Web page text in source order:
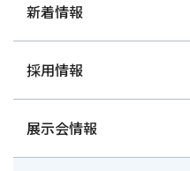
新着情報
採用情報
展示会情報